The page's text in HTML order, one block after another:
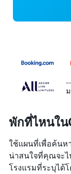
พักที่ไหนใ
ใช้แผนที่เพื่อค้นห
น่าสนใจที่คุณจะไ
โรงแรมที่ระบุได้